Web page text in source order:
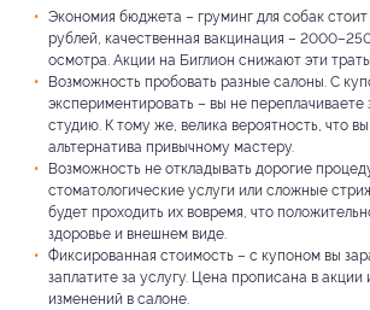
Экономия бюджета – груминг для собак
рублей, качественная вакцинация –
осмотра. Акции на Биглион снижают эти
Возможность пробовать разные салоны. С
экспериментировать – вы не переплачиваете
студию. К тому же, велика вероятность, что
альтернатива привычному мастеру.
Возможность не откладывать дорогие
стоматологические услуги или сложные
будет проходить их вовремя, что
здоровье и внешнем виде.
Фиксированная стоимость – с купоном вы
заплатите за услугу. Цена прописана в акции
изменений в салоне.